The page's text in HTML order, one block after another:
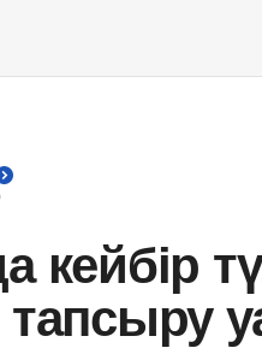
кейбір